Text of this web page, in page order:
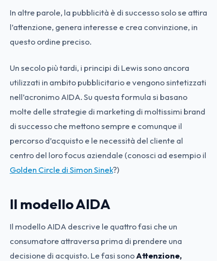
In altre parole, la pubblicità è di successo solo se attira
l’attenzione, genera interesse e crea convinzione, in
questo ordine preciso.
Un secolo più tardi, i principi di Lewis sono ancora
utilizzati in ambito pubblicitario e vengono sintetizzati
nell’acronimo AIDA. Su questa formula si basano
molte delle strategie di marketing di moltissimi brand
di successo che mettono sempre e comunque il
percorso d’acquisto e le necessità del cliente al
centro del loro focus aziendale (conosci ad esempio il
Golden Circle di Simon Sinek?)
Il modello AIDA
Il modello AIDA descrive le quattro fasi che un
consumatore attraversa prima di prendere una
decisione di acquisto. Le fasi sonoAttenzione,